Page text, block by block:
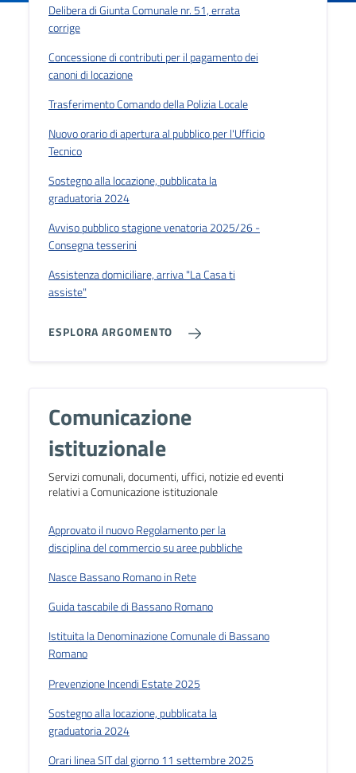
Delibera di Giunta Comunale nr. 51, errata
corrige
Concessione di contributi per il pagamento dei
canoni di locazione
Trasferimento Comando della Polizia Locale
Nuovo orario di apertura al pubblico per l'Ufficio
Tecnico
Sostegno alla locazione, pubblicata la
graduatoria 2024
Avviso pubblico stagione venatoria 2025/26 -
Consegna tesserini
Assistenza domiciliare, arriva "La Casa ti
assiste"
ESPLORA ARGOMENTO
Comunicazione
istituzionale
Servizi comunali, documenti, uffici, notizie ed eventi
relativi a Comunicazione istituzionale
Approvato il nuovo Regolamento per la
disciplina del commercio su aree pubbliche
Nasce Bassano Romano in Rete
Guida tascabile di Bassano Romano
Istituita la Denominazione Comunale di Bassano
Romano
Prevenzione Incendi Estate 2025
Sostegno alla locazione, pubblicata la
graduatoria 2024
Orari linea SIT dal giorno 11 settembre 2025